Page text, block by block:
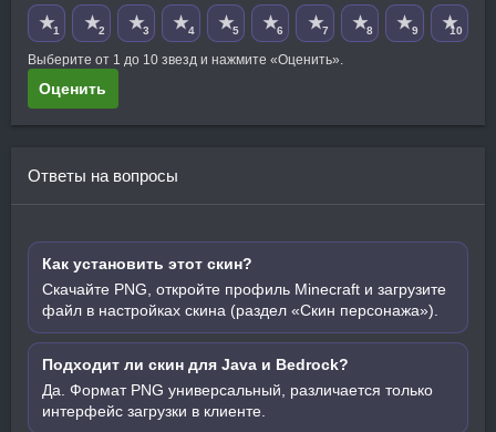
★1 ★2 ★3 ★4 ★5 ★6 ★7 ★8 ★9 ★10
Выберите от 1 до 10 звезд и нажмите «Оценить».
Оценить
Ответы на вопросы
Как установить этот скин?
Скачайте PNG, откройте профиль Minecraft и загрузите
файл в настройках скина (раздел «Скин персонажа»).
Подходит ли скин для Java и Bedrock?
Да. Формат PNG универсальный, различается только
интерфейс загрузки в клиенте.